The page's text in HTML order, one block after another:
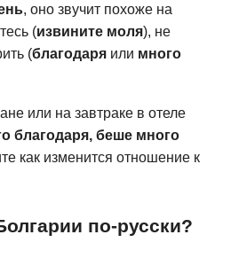
, оно звучит похоже на
(извините моля), не
(благодаря или много
или на завтраке в отеле
благодаря, беше много
как изменится отношение к
по-русски?